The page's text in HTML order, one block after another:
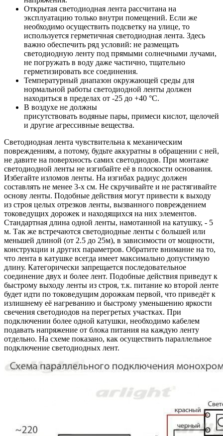
Открытая светодиодная лента рассчитана на
эксплуатацию только внутри помещений. Если же
необходимо осуществить подсветку на улице, то
используется герметичная светодиодная лента. Здесь
важно обеспечить ряд условий: не размещать
светодиодную ленту под прямыми солнечными лучами,
не погружать в воду даже частично, тщательно
герметизировать все соединения.
Температурный диапазон окружающей среды для
нормальной работы светодиодной ленты должен
находиться в пределах от -25 до +40 °С.
В воздухе не должны
присутствовать водяные пары, примеси кислот, щелочей
и другие агрессивные вещества.
Светодиодная лента чувствительна к механическим
повреждениям, а потому, будьте аккуратны в обращении с ней,
не давите на поверхность самих светодиодов. При монтаже
светодиодной ленты не изгибайте её в плоскости основания.
Избегайте изломов ленты. На изгибах радиус должен
составлять не менее 3-х см. Не скручивайте и не растягивайте
основу ленты. Подобные действия могут привести к выходу
из строя целых отрезков ленты, вызванного повреждением
токоведущих дорожек и находящихся на них элементов.
Стандартная длина одной ленты, намотанной на катушку, - 5
м. Так же встречаются светодиодные ленты с большей или
меньшей длиной (от 2.5 до 25м), в зависимости от мощности,
конструкции и других параметров. Обратите внимание на то,
что лента в катушке всегда имеет максимально допустимую
длину. Категорически запрещается последовательное
соединение двух и более лент. Подобные действия приведут к
быстрому выходу ленты из строя, т.к. питание ко второй ленте
будет идти по токоведущим дорожкам первой, что приведёт к
излишнему её нагреванию и быстрому уменьшению яркости
свечения светодиодов на перегретых участках. При
подключении более одной катушки, необходимо кабелем
подавать напряжение от блока питания на каждую ленту
отдельно. На схеме показано, как осуществить параллельное
подключение светодиодных лент.